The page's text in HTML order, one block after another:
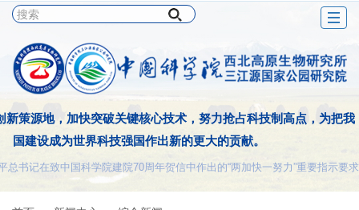
新策源地，加快突破关键核心技术，努力抢占科技制高点，为把我
国建设成为世界科技强国作出新的更大的贡献。
书记在致中国科学院建院70周年贺信中作出的“两加快一努力”重要指示要求